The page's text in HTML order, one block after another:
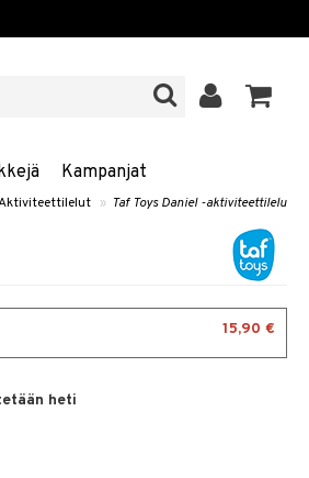
Kampanjat
» Taf Toys Daniel -aktiviteettilelu
15,90 €
heti